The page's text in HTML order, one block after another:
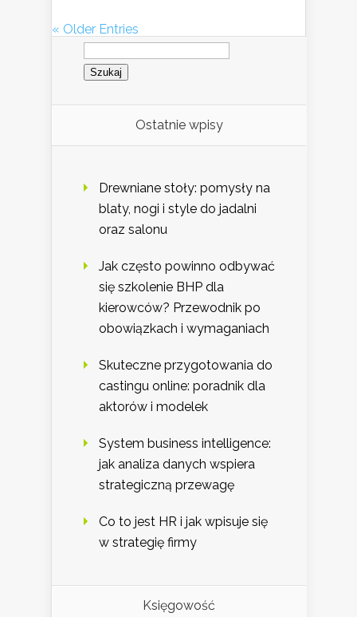
« Older Entries
Szukaj:
Ostatnie wpisy
Drewniane stoły: pomysły na
blaty, nogi i style do jadalni
oraz salonu
Jak często powinno odbywać
się szkolenie BHP dla
kierowców? Przewodnik po
obowiązkach i wymaganiach
Skuteczne przygotowania do
castingu online: poradnik dla
aktorów i modelek
System business intelligence:
jak analiza danych wspiera
strategiczną przewagę
Co to jest HR i jak wpisuje się
w strategię firmy
Księgowość